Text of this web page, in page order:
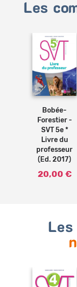
Les
Ajouter
au
Bobée-
Forestier -
SVT 5e *
Livre du
professeur
(Ed. 2017)
20,00 €
Les